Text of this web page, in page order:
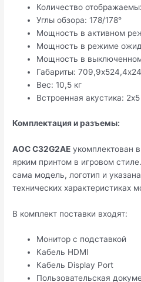
Количество
Углы обзора: 178/178°
Мощность в активном
Мощность в режиме
Мощность в
Габариты:
Вес: 10,5 кг
Встроенная акустика:
Комплектация и разъемы:
AOC C32G2AE укомплектован
ярким принтом в игровом
сама модель, логотип и
технических характеристиках
В комплект поставки входят:
Монитор с подставкой
Кабель HDMI
Кабель Display Port
Пользовательская